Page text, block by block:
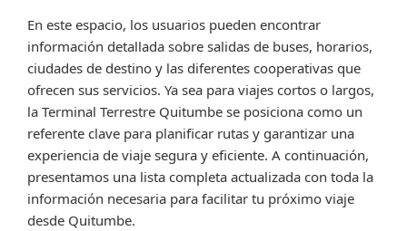
En este espacio, los usuarios pueden encontrar
información detallada sobre salidas de buses, horarios,
ciudades de destino y las diferentes cooperativas que
ofrecen sus servicios. Ya sea para viajes cortos o largos,
la Terminal Terrestre Quitumbe se posiciona como un
referente clave para planificar rutas y garantizar una
experiencia de viaje segura y eficiente. A continuación,
presentamos una lista completa actualizada con toda la
información necesaria para facilitar tu próximo viaje
desde Quitumbe.